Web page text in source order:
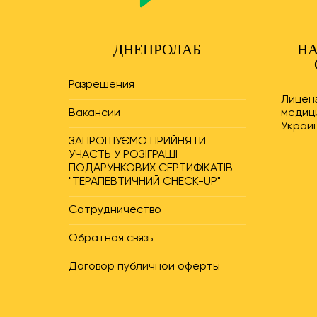
ДНЕПРОЛАБ
Разрешения
Вакансии
ЗАПРОШУЄМО ПРИЙНЯТИ
УЧАСТЬ У РОЗІГРАШІ
ПОДАРУНКОВИХ СЕРТИФІКАТІВ
"ТЕРАПЕВТИЧНИЙ CHECK-UP"
Сотрудничество
Обратная связь
Договор публичной оферты